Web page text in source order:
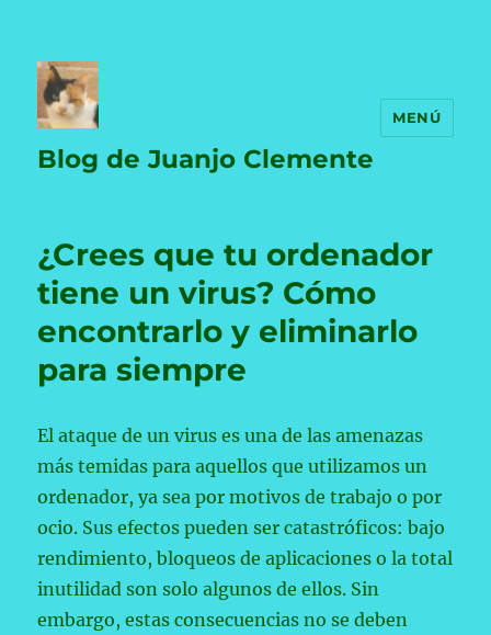
Blog de Juanjo Clemente
MENÚ
¿Crees que tu ordenador
tiene un virus? Cómo
encontrarlo y eliminarlo
para siempre
El ataque de un virus es una de las amenazas
más temidas para aquellos que utilizamos un
ordenador, ya sea por motivos de trabajo o por
ocio. Sus efectos pueden ser catastróficos: bajo
rendimiento, bloqueos de aplicaciones o la total
inutilidad son solo algunos de ellos. Sin
embargo, estas consecuencias no se deben